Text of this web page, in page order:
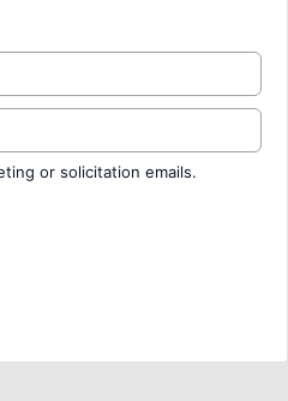
or solicitation emails.